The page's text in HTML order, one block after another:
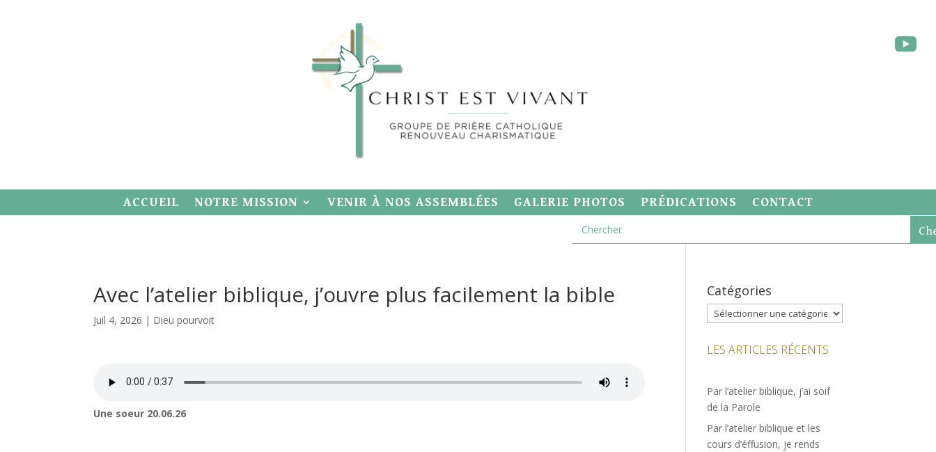
ACCUEIL NOTRE MISSION VENIR À NOS ASSEMBLÉES GALERIE PHOTOS PRÉDICATIONS CONTACT
Avec l’atelier biblique, j’ouvre plus facilement la bible
Juil 4, 2026 | Dieu pourvoit
Une soeur 20.06.26
Catégories
Catégories
LES ARTICLES RÉCENTS
Par l’atelier biblique, j’ai soif
de la Parole
Par l’atelier biblique et les
cours d’éffusion, je rends